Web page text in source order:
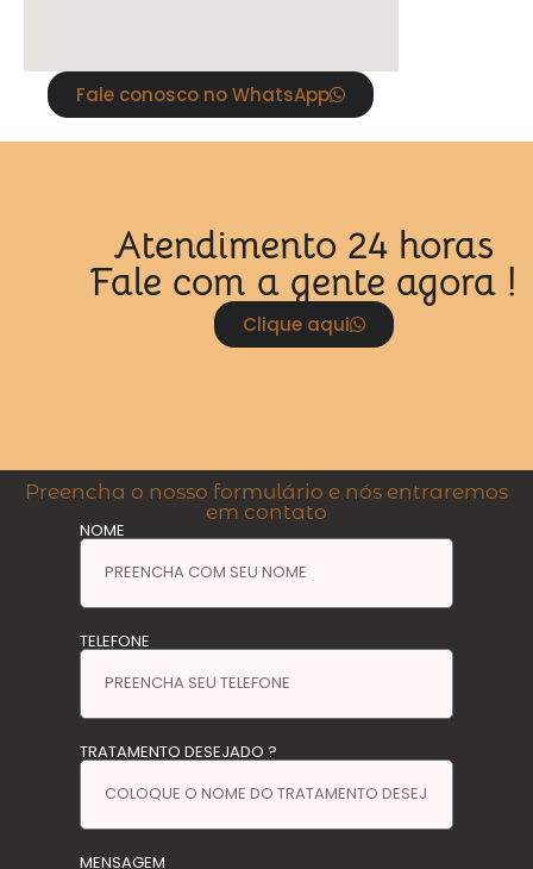
Fale conosco no WhatsApp
Atendimento 24 horas
Fale com a gente agora !
Clique aqui
Preencha o nosso formulário e nós entraremos
em contato
NOME
TELEFONE
TRATAMENTO DESEJADO ?
MENSAGEM